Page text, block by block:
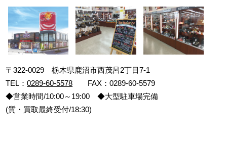
〒322-0029 栃木県鹿沼市西茂呂2丁目7-1
TEL：0289-60-5578 FAX：0289-60-5579
◆営業時間/10:00～19:00 ◆大型駐車場完備
(質・買取最終受付/18:30)